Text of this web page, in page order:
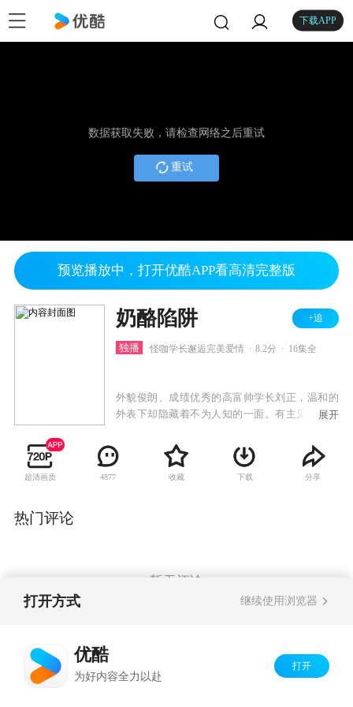
下载APP
数据获取失败，请检查网络之后重试
重试
预览播放中，打开优酷APP看高清完整版
奶酪陷阱 +追
独播 怪咖学长邂逅完美爱情 8.2分 16集全
外貌俊朗、成绩优秀的高富帅学长刘正，温和的
外表下却隐藏着不为人知的一面。有主见、成绩
相助才得以继续自己的学业，尽管觉得刘正为人
有些奇怪，但两人最终还是稀里糊涂交往了，从
而上演了矛盾和各种浪漫又颇具神秘色彩的校园
展开
超清画质 4877 收藏 下载 分享
热门评论
暂无评论
打开方式 继续使用浏览器
优酷
为好内容全力以赴
打开